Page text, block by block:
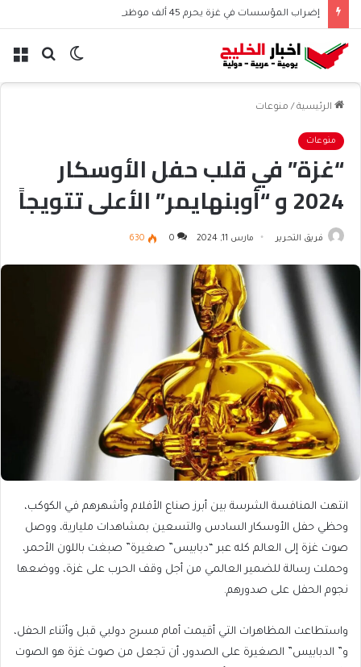
إضراب المؤسسات في غزة يحرم 45 ألف موظف من الرواتب
بحث الوضع
الرئيسية / منوعات
منوعات
“غزة” في قلب حفل الأوسكار
2024 و “أوبنهايمر” الأعلى تتويجاً
فريق التحرير مارس 11, 2024 0
630
انتهت المنافسة الشرسة بين أبرز صناع الأفلام وأشهرهم في الكوكب،
وحظي حفل الأوسكار السادس والتسعين بمشاهدات مليارية، ووصل
صوت غزة إلى العالم كله عبر “دبابيس” صغيرة” صبغت باللون الأحمر،
وحملت رسالة للضمير العالمي من أجل وقف الحرب على غزة، ووضعها
نجوم الحفل على صدورهم.
واستطاعت المظاهرات التي أقيمت أمام مسرح دولبي قبل وأثناء الحفل،
و” الدبابيس” الصغيرة على الصدور، أن تجعل من صوت غزة هو الصوت